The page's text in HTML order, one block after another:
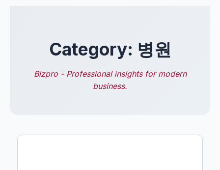
Category: 병원
Bizpro - Professional insights for modern
business.